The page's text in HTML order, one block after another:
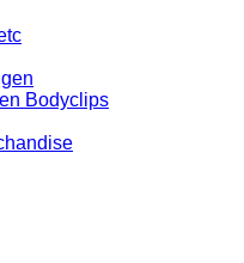
Bodyclips